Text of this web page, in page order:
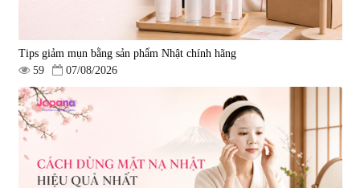
Tips giảm mụn bằng sản phẩm Nhật chính hãng
59
07/08/2026